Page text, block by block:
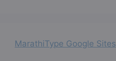
MarathiType Google Sites